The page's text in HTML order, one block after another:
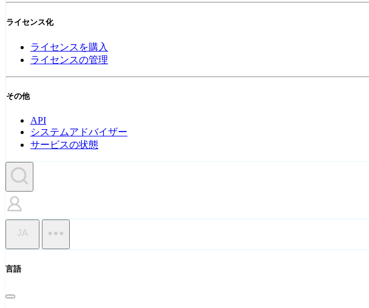
ライセンス化
ライセンスを購入
ライセンスの管理
その他
API
システムアドバイザー
サービスの状態
JA
言語